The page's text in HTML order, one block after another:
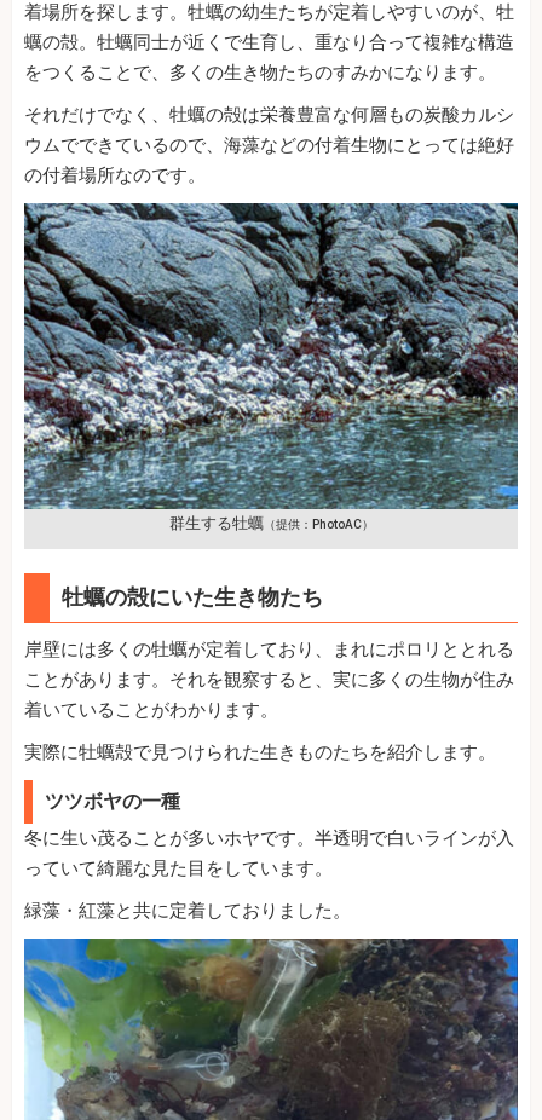
着場所を探します。牡蠣の幼生たちが定着しやすいのが、牡
蠣の殻。牡蠣同士が近くで生育し、重なり合って複雑な構造
をつくることで、多くの生き物たちのすみかになります。
それだけでなく、牡蠣の殻は栄養豊富な何層もの炭酸カルシ
ウムでできているので、海藻などの付着生物にとっては絶好
の付着場所なのです。
群生する牡蠣（提供：PhotoAC）
牡蠣の殻にいた生き物たち
岸壁には多くの牡蠣が定着しており、まれにポロリととれる
ことがあります。それを観察すると、実に多くの生物が住み
着いていることがわかります。
実際に牡蠣殻で見つけられた生きものたちを紹介します。
ツツボヤの一種
冬に生い茂ることが多いホヤです。半透明で白いラインが入
っていて綺麗な見た目をしています。
緑藻・紅藻と共に定着しておりました。